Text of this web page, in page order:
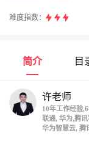
难度指数：
简介 目
许老师
10年工作经验
联通, 华为,腾
华为智慧云, 腾